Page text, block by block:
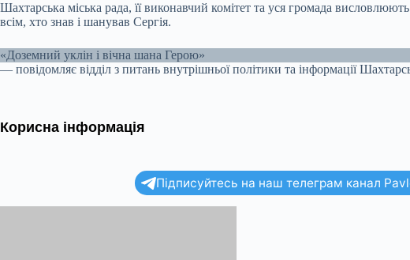
Шахтарська міська рада, її виконавчий комітет та уся громада
всім, хто знав і шанував Сергія.
«Доземний уклін і вічна шана Герою»
— повідомляє відділ з питань внутрішньої політики та інформації
Корисна інформація
Підписуйтесь на наш телеграм канал